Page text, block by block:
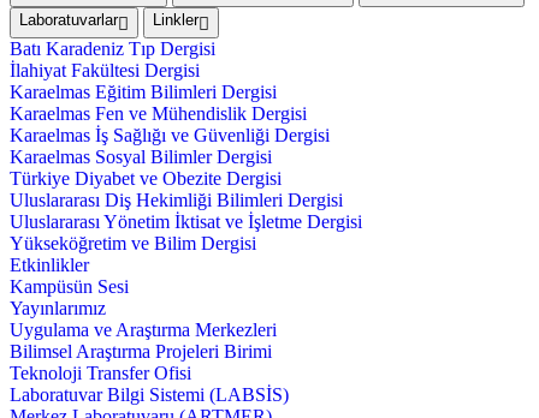
Laboratuvarlar
Linkler
Batı Karadeniz Tıp Dergisi
İlahiyat Fakültesi Dergisi
Karaelmas Eğitim Bilimleri Dergisi
Karaelmas Fen ve Mühendislik Dergisi
Karaelmas İş Sağlığı ve Güvenliği Dergisi
Karaelmas Sosyal Bilimler Dergisi
Türkiye Diyabet ve Obezite Dergisi
Uluslararası Diş Hekimliği Bilimleri Dergisi
Uluslararası Yönetim İktisat ve İşletme Dergisi
Yükseköğretim ve Bilim Dergisi
Etkinlikler
Kampüsün Sesi
Yayınlarımız
Uygulama ve Araştırma Merkezleri
Bilimsel Araştırma Projeleri Birimi
Teknoloji Transfer Ofisi
Laboratuvar Bilgi Sistemi (LABSİS)